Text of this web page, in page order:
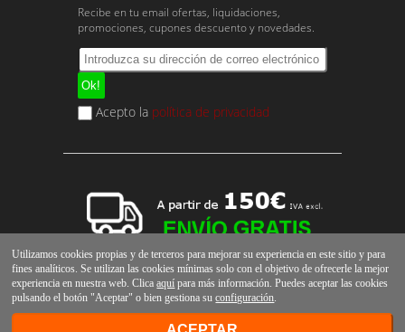
Recibe en tu email ofertas, liquidaciones,
promociones, cupones descuento y novedades.
Acepto la política de privacidad
Utilizamos cookies propias y de terceros para mejorar su experiencia en este sitio y para
fines analíticos. Se utilizan las cookies mínimas solo con el objetivo de ofrecerle la mejor
experiencia en nuestra web. Clicaaquí para más información. Puedes aceptar las cookies
pulsando el botón "Aceptar" o bien gestiona suconfiguración.